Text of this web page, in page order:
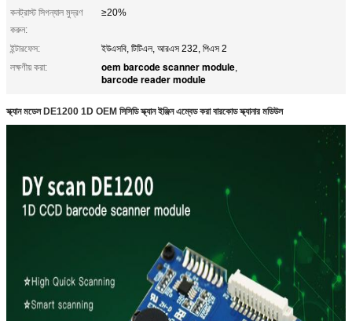
কনট্রাস্ট সিগন্যাল মুদ্রণ
করুন:
≥20%
ইন্টারফেস:
ইউএসবি, টিটিএল, আরএস 232, পিএস 2
লক্ষণীয় করা:
oem barcode scanner module,
barcode reader module
স্ক্যান মডেল DE1200 1D OEM সিসিডি স্ক্যান ইঞ্জিন এম্বেড করা বারকোড স্ক্যানার মডিউল